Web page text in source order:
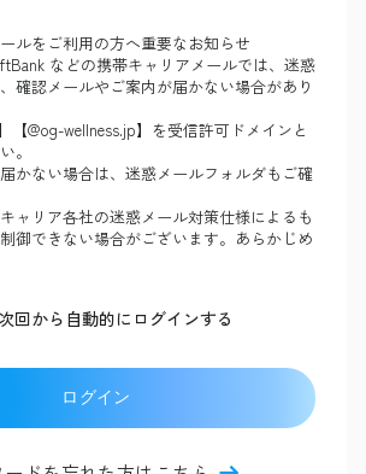
ルをご利用の方へ重要なお知らせ
などの携帯キャリアメールでは、迷惑
確認メールやご案内が届かない場合があり
【@og-wellness.jp】を受信許可ドメインと
。
かない場合は、迷惑メールフォルダもご確
ャリア各社の迷惑メール対策仕様によるも
御できない場合がございます。あらかじめ
次回から自動的にログインする
ログイン